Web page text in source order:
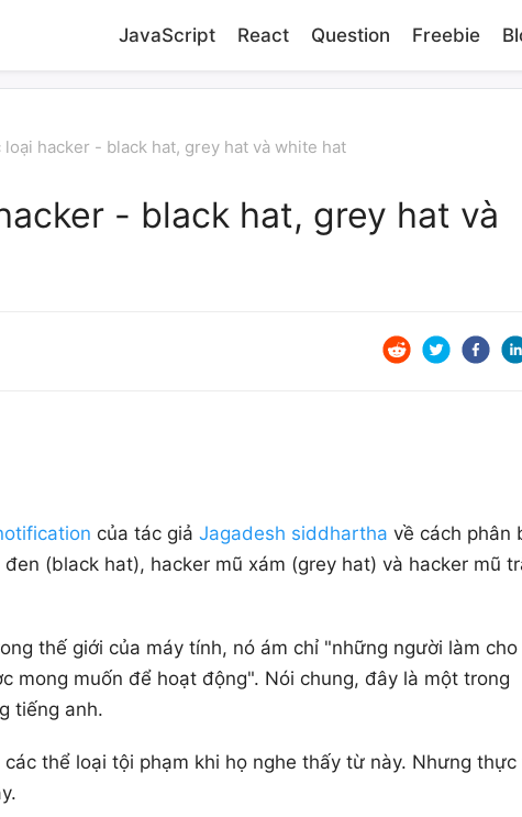
JavaScript React Question Freebie
loại hacker - black hat, grey hat và white hat
- black hat, grey hat và
của tác giả Jagadesh siddhartha về cách phân
(black hat), hacker mũ xám (grey hat) và hacker mũ
thế giới của máy tính, nó ám chỉ "những người làm
mong muốn để hoạt động". Nói chung, đây là một trong
tiếng anh.
thể loại tội phạm khi họ nghe thấy từ này. Nhưng